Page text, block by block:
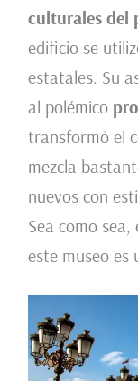
culturales del
edificio se
estatales. Su
al polémico
transformó el
mezcla
nuevos con
Sea como
este museo es